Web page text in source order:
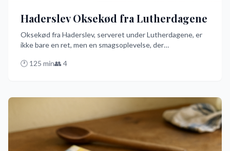
Haderslev Oksekød fra Lutherdagene
Oksekød fra Haderslev, serveret under Lutherdagene, er
ikke bare en ret, men en smagsoplevelse, der
gulerødder og champignon, alt sammen simret i en kraftig
kartofler eller kartoffelmos.
🕐 125 min👥 4